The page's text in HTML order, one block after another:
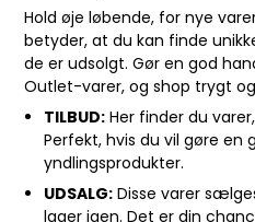
Hold øje løbende, for nye
betyder, at du kan finde
de er udsolgt. Gør en god
Outlet-varer, og shop trygt
TILBUD:Her finder du
Perfekt, hvis du vil gøre en
yndlingsprodukter.
UDSALG:Disse varer
lager igen. Det er din